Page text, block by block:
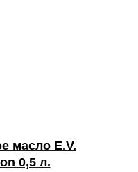
масло E.V.
0,5 л.